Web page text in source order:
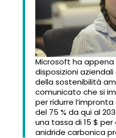
Microsoft ha
disposizioni
della sostenibilità
comunicato che si
per ridurre
del 75 % da qui al
una tassa di 15 $
anidride carbonica